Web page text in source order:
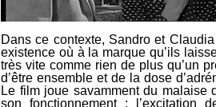
Dans ce contexte, Sandro et
existence où à la marque qu’ils
très vite comme rien de plus qu’un
d’être ensemble et de la dose
Le film joue savamment du malaise
son fonctionnement : l’excitation